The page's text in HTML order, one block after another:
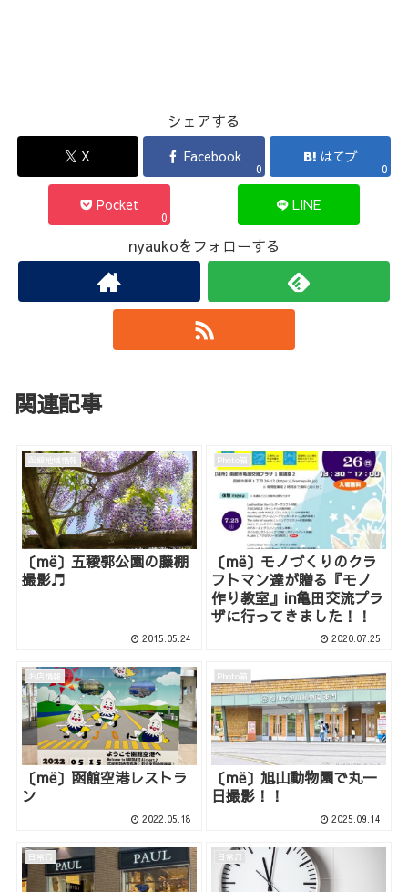
シェアする
X Facebook
0
はてブ
0
Pocket
0
LINE
nyaukoをフォローする
関連記事
函館地域情報
〔më〕五稜郭公園の藤棚
撮影♬
2015.05.24
Photo箱
〔më〕モノづくりのクラ
フトマン達が贈る『モノ
作り教室』in亀田交流プラ
ザに行ってきました！！
2020.07.25
お店情報
〔më〕函館空港レストラ
ン
2022.05.18
Photo箱
〔më〕旭山動物園で丸一
日撮影！！
2025.09.14
日常♫ 日常♫